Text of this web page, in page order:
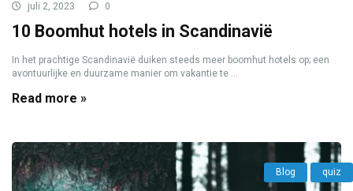
juli 2, 2023 0
10 Boomhut hotels in Scandinavië
In het prachtige Scandinavië duiken steeds meer boomhut hotels op; een
avontuurlijke en duurzame manier om vakantie te ...
Read more »
Blog quiz